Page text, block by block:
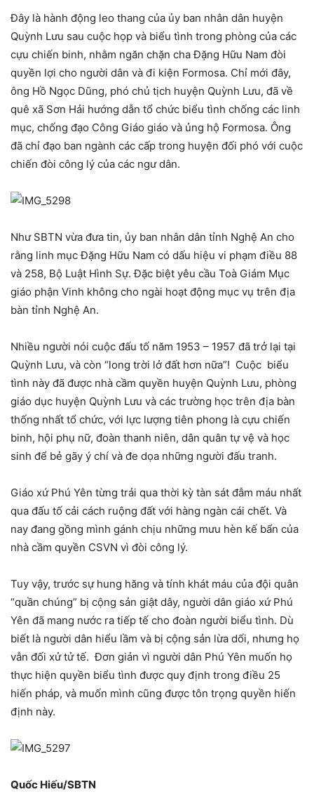
Đây là hành động leo thang của ủy ban nhân dân huyện
Quỳnh Lưu sau cuộc họp và biểu tình trong phòng của các
cựu chiến binh, nhằm ngăn chặn cha Đặng Hữu Nam đòi
quyền lợi cho người dân và đi kiện Formosa. Chỉ mới đây,
ông Hồ Ngọc Dũng, phó chủ tịch huyện Quỳnh Lưu, đã về
quê xã Sơn Hải hướng dẫn tổ chức biểu tình chống các linh
mục, chống đạo Công Giáo giáo và ủng hộ Formosa. Ông
đã chỉ đạo ban ngành các cấp trong huyện đối phó với cuộc
chiến đòi công lý của các ngư dân.
Như SBTN vừa đưa tin, ủy ban nhân dân tỉnh Nghệ An cho
rằng linh mục Đặng Hữu Nam có dấu hiệu vi phạm điều 88
và 258, Bộ Luật Hình Sự. Đặc biệt yêu cầu Toà Giám Mục
giáo phận Vinh không cho ngài hoạt động mục vụ trên địa
bàn tỉnh Nghệ An.
Nhiều người nói cuộc đấu tố năm 1953 – 1957 đã trở lại tại
Quỳnh Lưu, và còn “long trời lở đất hơn nữa”! Cuộc biểu
tình này đã được nhà cầm quyền huyện Quỳnh Lưu, phòng
giáo dục huyện Quỳnh Lưu và các trường học trên địa bàn
thống nhất tổ chức, với lực lượng tiên phong là cựu chiến
binh, hội phụ nữ, đoàn thanh niên, dân quân tự vệ và học
sinh để bẻ gãy ý chí và đe dọa những người đấu tranh.
Giáo xứ Phú Yên từng trải qua thời kỳ tàn sát đẫm máu nhất
qua đấu tố cải cách ruộng đất với hàng ngàn cái chết. Và
nay đang gồng mình gánh chịu những mưu hèn kế bẩn của
nhà cầm quyền CSVN vì đòi công lý.
Tuy vậy, trước sự hung hăng và tính khát máu của đội quân
“quần chúng” bị cộng sản giật dây, người dân giáo xứ Phú
Yên đã mang nước ra tiếp tế cho đoàn người biểu tình. Dù
biết là người dân hiểu lầm và bị cộng sản lừa dối, nhưng họ
vẫn đối xử tử tế. Đơn giản vì người dân Phú Yên muốn họ
thực hiện quyền biểu tình được quy định trong điều 25
hiến pháp, và muốn mình cũng được tôn trọng quyền hiến
định này.
Quốc Hiếu/SBTN